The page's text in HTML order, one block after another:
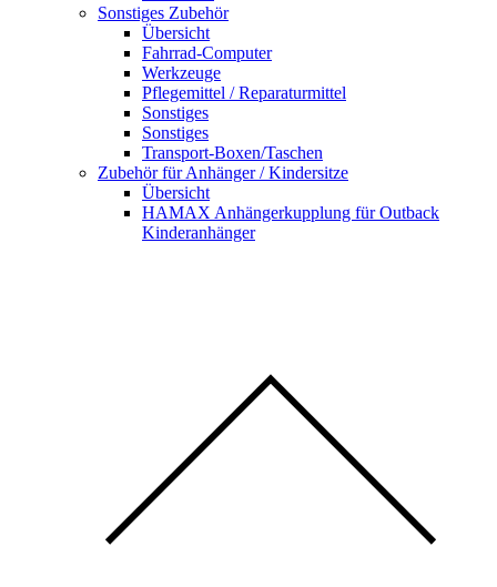
Sonstiges Zubehör
Übersicht
Fahrrad-Computer
Werkzeuge
Pflegemittel / Reparaturmittel
Sonstiges
Sonstiges
Transport-Boxen/Taschen
Zubehör für Anhänger / Kindersitze
Übersicht
HAMAX Anhängerkupplung für Outback
Kinderanhänger